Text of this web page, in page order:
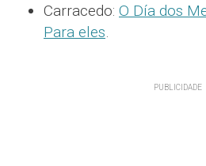
Carracedo: O Día dos
Para eles.